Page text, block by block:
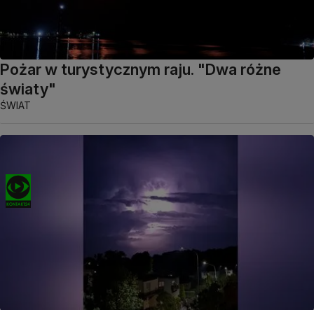
Pożar w turystycznym raju. "Dwa różne
światy"
ŚWIAT